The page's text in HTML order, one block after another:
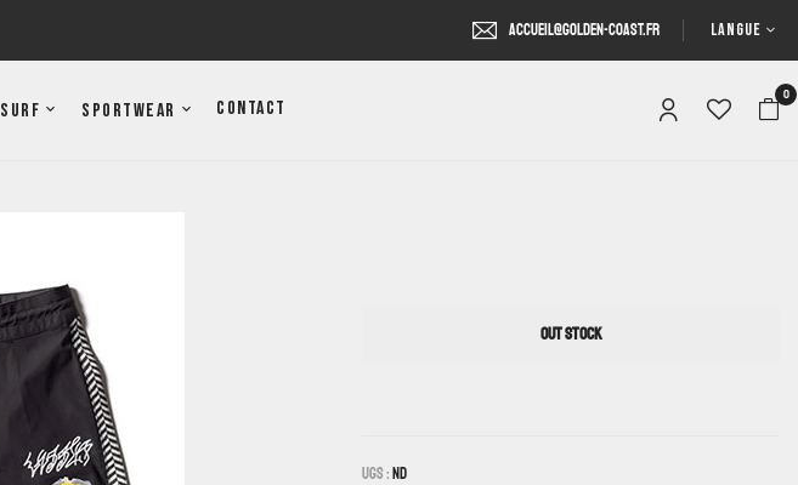
accueil@golden-coast.fr LANGUE
Surf Sportwear Contact
0
OUT STOCK
UGS : ND